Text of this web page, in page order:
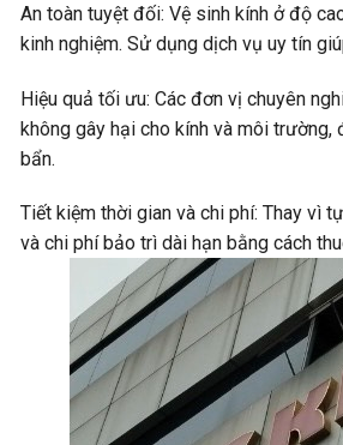
An toàn tuyệt đối: Vệ sinh kính ở độ
kinh nghiệm. Sử dụng dịch vụ uy tín
Hiệu quả tối ưu: Các đơn vị chuyên
không gây hại cho kính và môi
bẩn.
Tiết kiệm thời gian và chi phí: Thay vì
và chi phí bảo trì dài hạn bằng cách